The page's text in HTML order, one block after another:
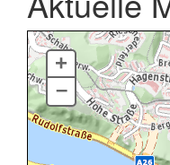
+
–